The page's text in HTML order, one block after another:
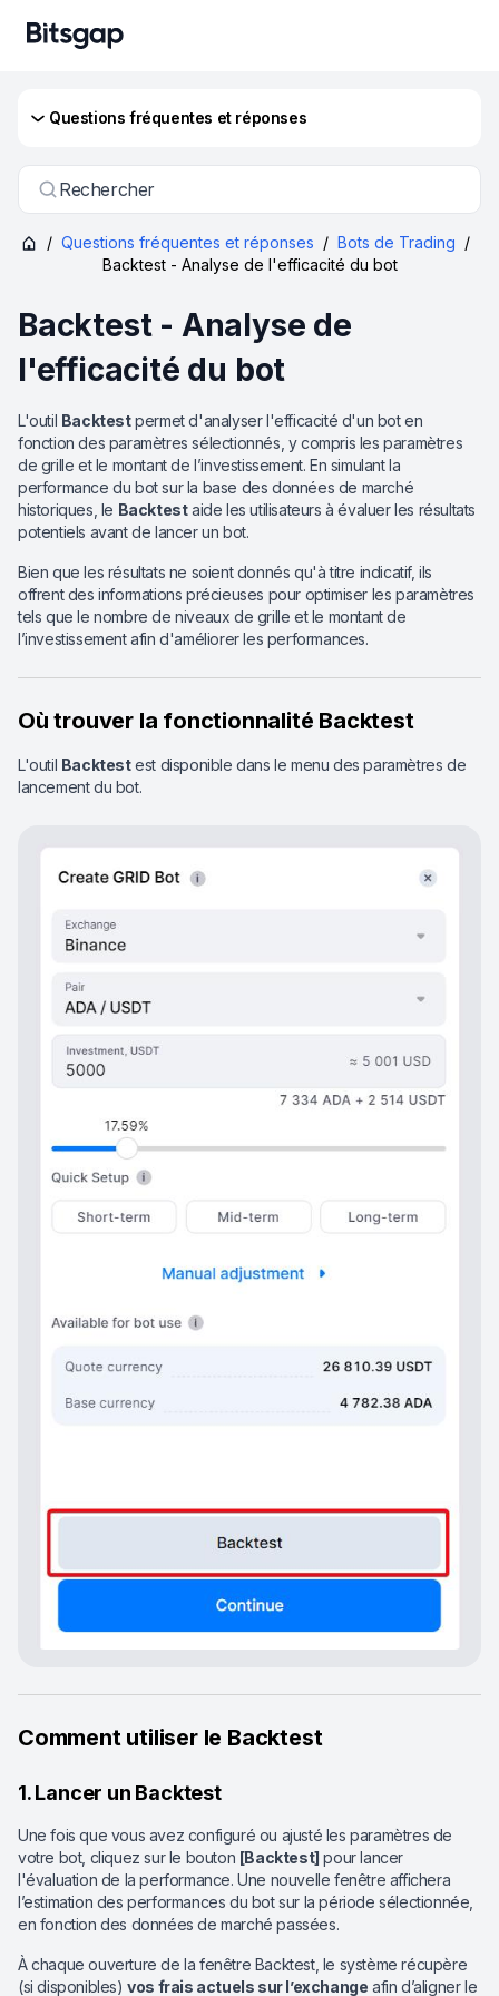
Questions fréquentes et réponses
Rechercher
/ Questions fréquentes et réponses / Bots de Trading /
Backtest - Analyse de l'efficacité du bot
Backtest - Analyse de
l'efficacité du bot
L'outil Backtestpermet d'analyser l'efficacité d'un bot en
fonction des paramètres sélectionnés, y compris les paramètres
de grille et le montant de l’investissement. En simulant la
performance du bot sur la base des données de marché
historiques, le Backtestaide les utilisateurs à évaluer les résultats
potentiels avant de lancer un bot.
Bien que les résultats ne soient donnés qu'à titre indicatif, ils
offrent des informations précieuses pour optimiser les paramètres
tels que le nombre de niveaux de grille et le montant de
l’investissement afin d'améliorer les performances.
Où trouver la fonctionnalité Backtest
L'outil Backtestest disponible dans le menu des paramètres de
lancement du bot.
Comment utiliser le Backtest
1. Lancer un Backtest
Une fois que vous avez configuré ou ajusté les paramètres de
votre bot, cliquez sur le bouton [Backtest] pour lancer
l'évaluation de la performance. Une nouvelle fenêtre affichera
l’estimation des performances du bot sur la période sélectionnée,
en fonction des données de marché passées.
À chaque ouverture de la fenêtre Backtest, le système récupère
(si disponibles)vos frais actuels sur l’exchange afin d’aligner le